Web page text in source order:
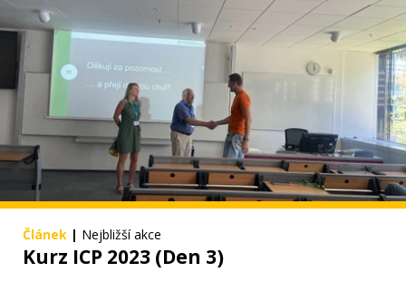
Článek | Nejbližší akce
Kurz ICP 2023 (Den 3)